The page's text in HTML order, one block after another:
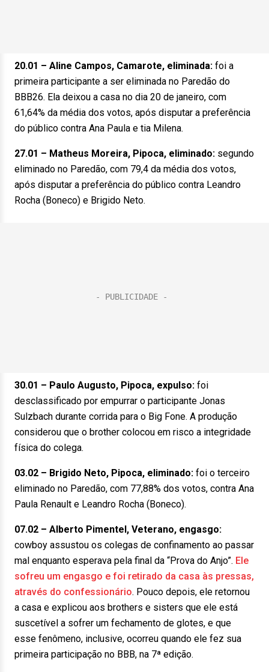
20.01 – Aline Campos, Camarote, eliminada: foi a
primeira participante a ser eliminada no Paredão do
BBB26. Ela deixou a casa no dia 20 de janeiro, com
61,64% da média dos votos, após disputar a preferência
do público contra Ana Paula e tia Milena.
27.01 – Matheus Moreira, Pipoca, eliminado: segundo
eliminado no Paredão, com 79,4 da média dos votos,
após disputar a preferência do público contra Leandro
Rocha (Boneco) e Brigido Neto.
30.01 – Paulo Augusto, Pipoca, expulso: foi
desclassificado por empurrar o participante Jonas
Sulzbach durante corrida para o Big Fone. A produção
considerou que o brother colocou em risco a integridade
física do colega.
03.02 – Brigido Neto, Pipoca, eliminado: foi o terceiro
eliminado no Paredão, com 77,88% dos votos, contra Ana
Paula Renault e Leandro Rocha (Boneco).
07.02 – Alberto Pimentel, Veterano, engasgo:
cowboy assustou os colegas de confinamento ao passar
mal enquanto esperava pela final da “Prova do Anjo”. Ele
sofreu um engasgo e foi retirado da casa às pressas,
através do confessionário. Pouco depois, ele retornou
a casa e explicou aos brothers e sisters que ele está
suscetível a sofrer um fechamento de glotes, e que
esse fenômeno, inclusive, ocorreu quando ele fez sua
primeira participação no BBB, na 7ª edição.